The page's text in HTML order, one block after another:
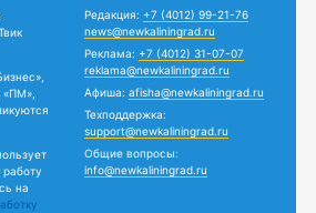
«ПМ»,
на
Редакция: +7 (4012) 99-21-76
news@newkaliningrad.ru
Реклама: +7 (4012) 31-07-07
reklama@newkaliningrad.ru
Афиша: afisha@newkaliningrad.ru
Техподдержка:
support@newkaliningrad.ru
Общие вопросы:
info@newkaliningrad.ru